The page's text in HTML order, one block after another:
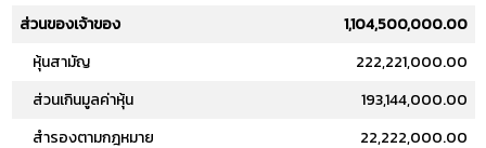
ส่วนของเจ้าของ
1,104,500,000.00
หุ้นสามัญ
222,221,000.00
ส่วนเกินมูลค่าหุ้น
193,144,000.00
สำรองตามกฎหมาย
22,222,000.00